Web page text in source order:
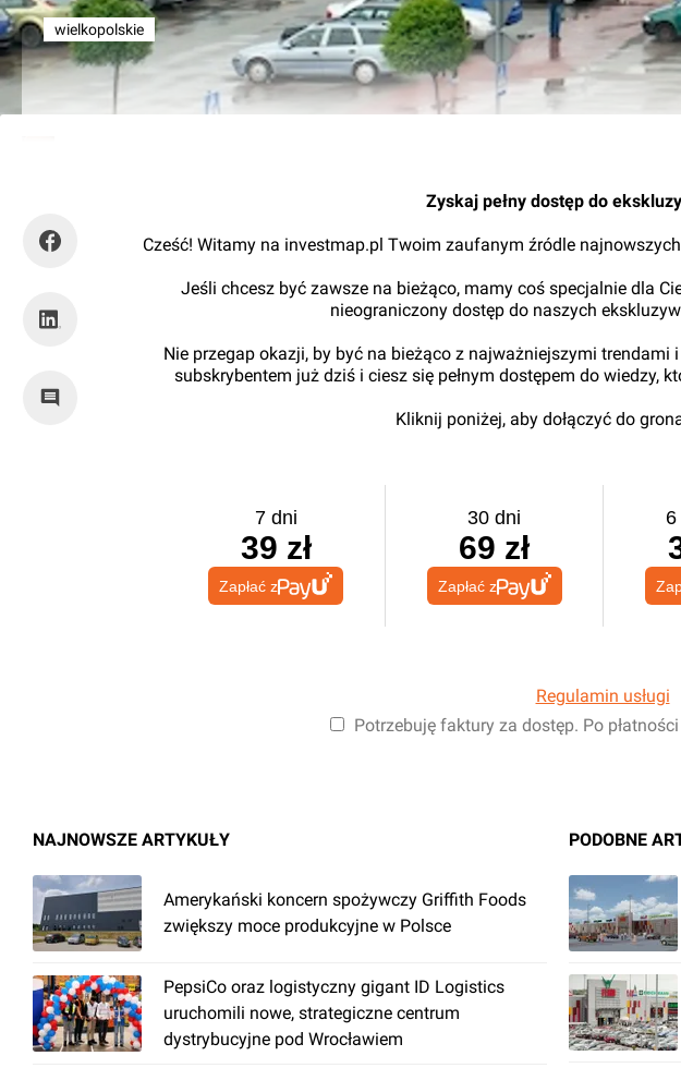
wielkopolskie
Zyskaj pełny dostęp do
Cześć! Witamy na investmap.pl Twoim zaufanym źródle
Jeśli chcesz być zawsze na bieżąco, mamy coś specjalnie dla
nieograniczony dostęp do naszych
Nie przegap okazji, by być na bieżąco z najważniejszymi
subskrybentem już dziś i ciesz się pełnym dostępem do wiedzy,
Kliknij poniżej, aby dołączyć do
7 dni
39 zł
Zapłać z
30 dni
69 zł
Zapłać z
Regulamin usługi
Potrzebuję faktury za dostęp. Po
NAJNOWSZE ARTYKUŁY
Amerykański koncern spożywczy Griffith Foods
zwiększy moce produkcyjne w Polsce
PepsiCo oraz logistyczny gigant ID Logistics
uruchomili nowe, strategiczne centrum
dystrybucyjne pod Wrocławiem
PODOBNE